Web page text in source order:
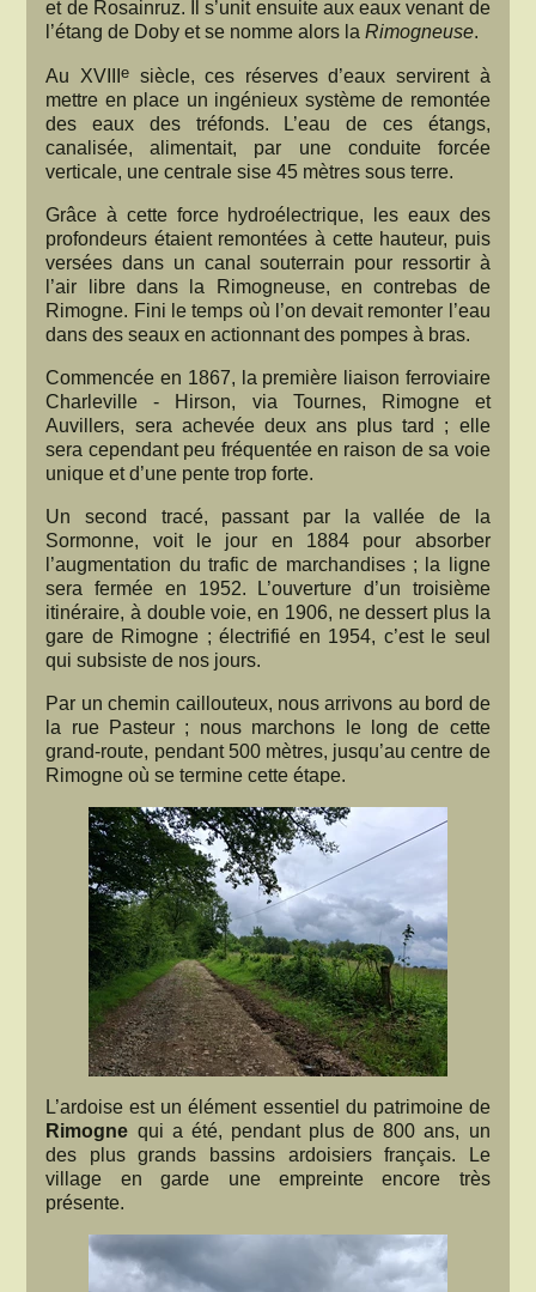
et de Rosainruz. Il s’unit ensuite aux eaux venant de
l’étang de Doby et se nomme alors laRimogneuse.
Au XVIII e siècle, ces réserves d’eaux servirent à
mettre en place un ingénieux système de remontée
des eaux des tréfonds. L’eau de ces étangs,
canalisée, alimentait, par une conduite forcée
verticale, une centrale sise 45 mètres sous terre.
Grâce à cette force hydroélectrique, les eaux des
profondeurs étaient remontées à cette hauteur, puis
versées dans un canal souterrain pour ressortir à
l’air libre dans la Rimogneuse, en contrebas de
Rimogne. Fini le temps où l’on devait remonter l’eau
dans des seaux en actionnant des pompes à bras.
Commencée en 1867, la première liaison ferroviaire
Charleville - Hirson, via Tournes, Rimogne et
Auvillers, sera achevée deux ans plus tard ; elle
sera cependant peu fréquentée en raison de sa voie
unique et d’une pente trop forte.
Un second tracé, passant par la vallée de la
Sormonne, voit le jour en 1884 pour absorber
l’augmentation du trafic de marchandises ; la ligne
sera fermée en 1952. L’ouverture d’un troisième
itinéraire, à double voie, en 1906, ne dessert plus la
gare de Rimogne ; électrifié en 1954, c’est le seul
qui subsiste de nos jours.
Par un chemin caillouteux, nous arrivons au bord de
la rue Pasteur ; nous marchons le long de cette
grand-route, pendant 500 mètres, jusqu’au centre de
Rimogne où se termine cette étape.
L’ardoise est un élément essentiel du patrimoine de
Rimogne qui a été, pendant plus de 800 ans, un
des plus grands bassins ardoisiers français. Le
village en garde une empreinte encore très
présente.